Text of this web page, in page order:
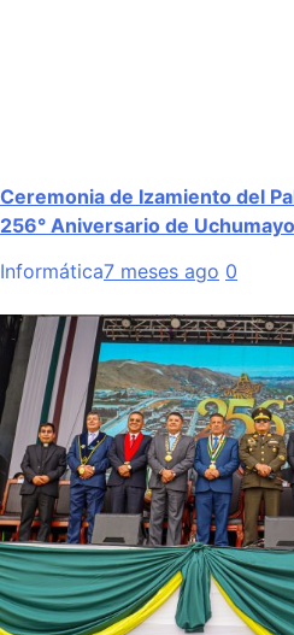
Ceremonia de Izamiento del
256° Aniversario de Uchumayo
Informática7 meses ago 0